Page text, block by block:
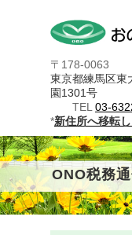
〒178-0063
東京都練馬区
園1301号
TEL 03-
*新住所へ移転
ONO税務